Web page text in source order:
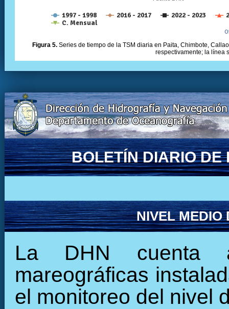
Figura 5. Series de tiempo de la TSM diaria en Paita, Chimbote,
respectivamente; la línea
BOLETÍN DIARIO DE
NIVEL MEDIO
La DHN cuenta
mareográficas
el monitoreo del nivel